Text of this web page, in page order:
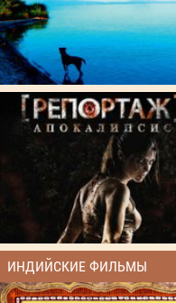
ИНДИЙСКИЕ ФИЛЬМЫ